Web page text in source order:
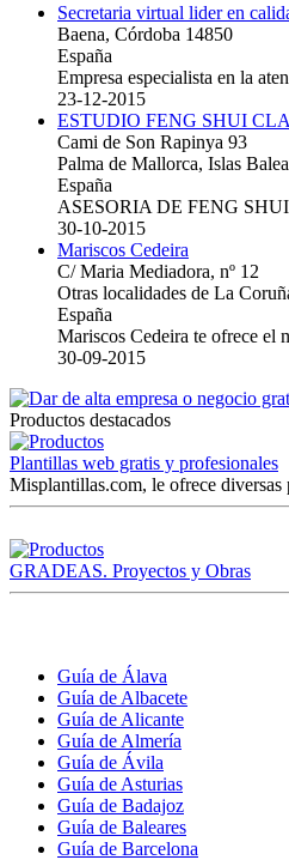
Secretaria virtual lider en
Baena, Córdoba 14850
España
Empresa especialista en la
23-12-2015
ESTUDIO FENG SHUI
Cami de Son Rapinya 93
Palma de Mallorca, Islas
España
ASESORIA DE FENG
30-10-2015
Mariscos Cedeira
C/ Maria Mediadora, nº 12
Otras localidades de La
España
Mariscos Cedeira te ofrece el
30-09-2015
Productos destacados
Plantillas web gratis y profesionales
Misplantillas.com, le ofrece
GRADEAS. Proyectos y Obras
Guía de Álava
Guía de Albacete
Guía de Alicante
Guía de Almería
Guía de Ávila
Guía de Asturias
Guía de Badajoz
Guía de Baleares
Guía de Barcelona